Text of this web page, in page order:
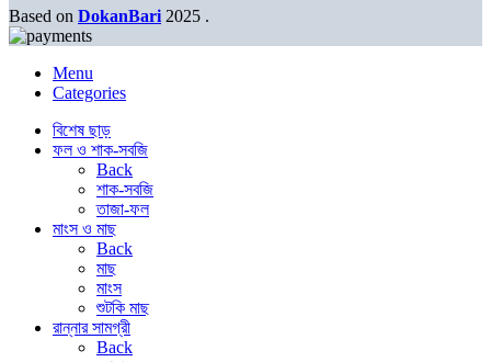
Based on DokanBari 2025 .
Menu
Categories
বিশেষ ছাড়
ফল ও শাক-সবজি
Back
শাক-সবজি
তাজা-ফল
মাংস ও মাছ
Back
মাছ
মাংস
শুটকি মাছ
রান্নার সামগ্রী
Back